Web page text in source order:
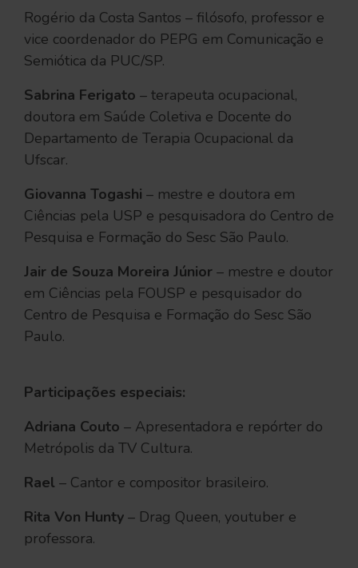
Rogério da Costa Santos – filósofo, professor e
vice coordenador do PEPG em Comunicação e
Semiótica da PUC/SP.
Sabrina Ferigato – terapeuta ocupacional,
doutora em Saúde Coletiva e Docente do
Departamento de Terapia Ocupacional da
Ufscar.
Giovanna Togashi – mestre e doutora em
Ciências pela USP e pesquisadora do Centro de
Pesquisa e Formação do Sesc São Paulo.
Jair de Souza Moreira Júnior – mestre e doutor
em Ciências pela FOUSP e pesquisador do
Centro de Pesquisa e Formação do Sesc São
Paulo.
Participações especiais:
Adriana Couto – Apresentadora e repórter do
Metrópolis da TV Cultura.
Rael – Cantor e compositor brasileiro.
Rita Von Hunty – Drag Queen, youtuber e
professora.